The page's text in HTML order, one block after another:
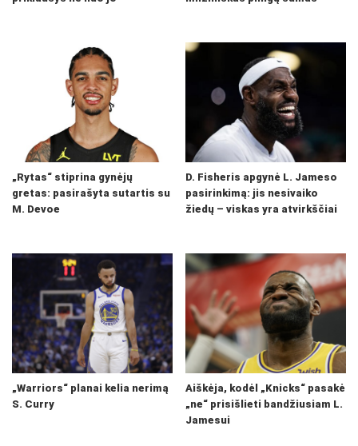
„Rytas“ stiprina gynėjų
gretas: pasirašyta sutartis su
M. Devoe
D. Fisheris apgynė L. Jameso
pasirinkimą: jis nesivaiko
žiedų – viskas yra atvirkščiai
„Warriors“ planai kelia nerimą
S. Curry
Aiškėja, kodėl „Knicks“ pasakė
„ne“ prisišlieti bandžiusiam L.
Jamesui